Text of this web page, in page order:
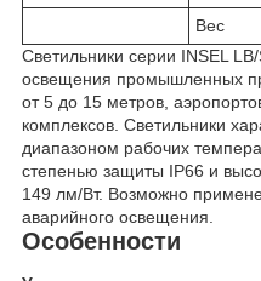
Вес
Светильники серии INSEL
освещения промышленных
от 5 до 15 метров,
комплексов. Светильники
диапазоном рабочих
степенью защиты IP66 и
149 лм/Вт. Возможно
аварийного освещения.
Особенности